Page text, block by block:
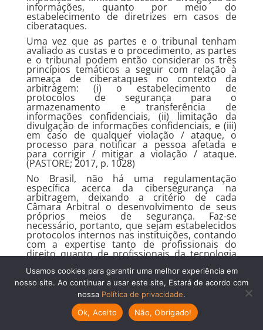
informações, quanto por meio do
estabelecimento de diretrizes em casos de
ciberataques.
Uma vez que as partes e o tribunal tenham
avaliado as custas e o procedimento, as partes
e o tribunal podem então considerar os três
princípios temáticos a seguir com relação à
ameaça de ciberataques no contexto da
arbitragem: (i) o estabelecimento de
protocolos de segurança para o
armazenamento e transferência de
informações confidenciais, (ii) limitação da
divulgação de informações confidenciais, e (iii)
em caso de qualquer violação / ataque, o
processo para notificar a pessoa afetada e
para corrigir / mitigar a violação / ataque.
(PASTORE; 2017, p. 1028)
No Brasil, não há uma regulamentação
específica acerca da cibersegurança na
arbitragem, deixando a critério de cada
Câmara Arbitral o desenvolvimento de seus
próprios meios de segurança. Faz-se
necessário, portanto, que sejam estabelecidos
protocolos internos nas instituições, contando
com a expertise tanto de profissionais do
direito quanto de profissionais da tecnologia
Além disso, é essencial a promoção de
parâmetros gerais, diretrizes mínimas a serem
seguidas pelos Tribunais Arbitrais do país
todo, resguardada a autonomia dos árbitros
para decisão das medidas de segurança mais
adequadas para cada caso.
Usamos cookies para garantir uma melhor experiência em
nosso site. Ao continuar a usar este site, Estará de acordo com
nossa Política de privacidade.
Ok, Aceito
Não, Obrigado!